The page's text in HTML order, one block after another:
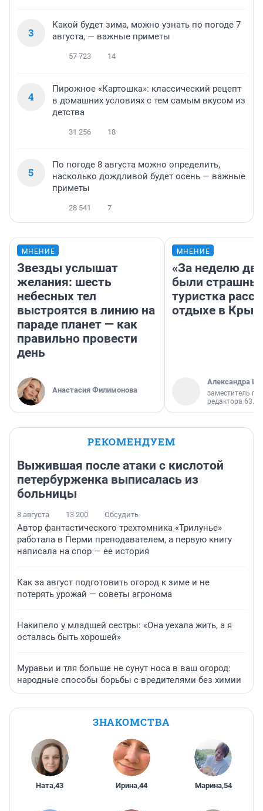
3
Какой будет зима, можно узнать по погоде 7
августа, — важные приметы
57 723 14
4
Пирожное «Картошка»: классический рецепт
в домашних условиях с тем самым вкусом из
детства
31 256 18
5
По погоде 8 августа можно определить,
насколько дождливой будет осень — важные
приметы
28 541 7
МНЕНИЕ
Звезды услышат
желания: шесть
небесных тел
выстроятся в линию на
параде планет — как
правильно провести
день
Анастасия Филимонова
МНЕНИЕ
«За неделю
были
туристка
отдыхе в
Александра
заместитель
редактора 63.RU
РЕКОМЕНДУЕМ
Выжившая после атаки с кислотой
петербурженка выписалась из
больницы
8 августа 13 200 Обсудить
Автор фантастического трехтомника «Трилунье»
работала в Перми преподавателем, а первую книгу
написала на спор — ее история
Как за август подготовить огород к зиме и не
потерять урожай — советы агронома
Накипело у младшей сестры: «Она уехала жить, а я
осталась быть хорошей»
Муравьи и тля больше не сунут носа в ваш огород:
народные способы борьбы с вредителями без химии
ЗНАКОМСТВА
Ната,43 Ирина,44 Марина,54